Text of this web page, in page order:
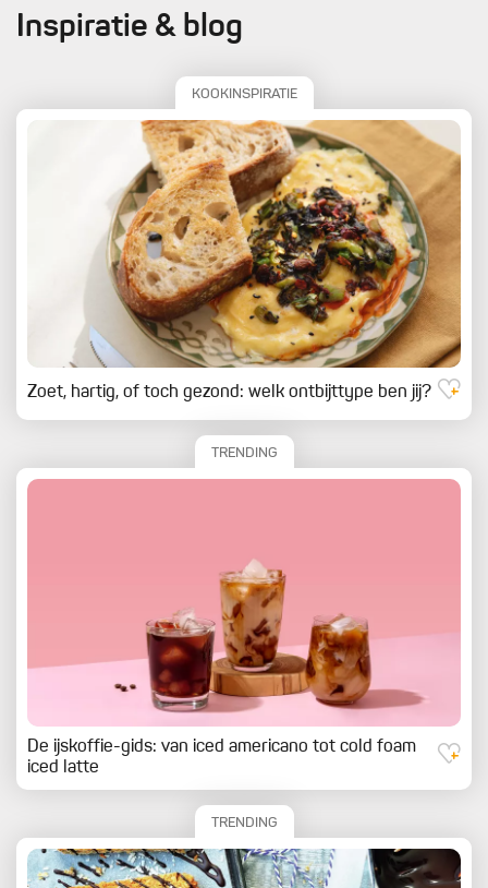
Inspiratie & blog
KOOKINSPIRATIE
Zoet, hartig, of toch gezond: welk ontbijttype ben jij?
TRENDING
De ijskoffie-gids: van iced americano tot cold foam
iced latte
TRENDING